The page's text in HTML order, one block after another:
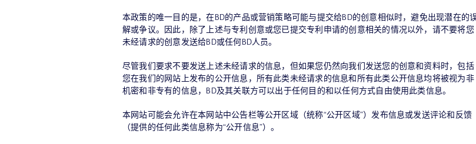
本政策的唯一目的是，在BD的产品或营销策略可能与提交给BD的创意相似时，避免出现潜在的
解或争议。因此，除了上述与专利创意或您已提交专利申请的创意相关的情况以外，请不要将您
未经请求的创意发送给BD或任何BD人员。
尽管我们要求不要发送上述未经请求的信息，但如果您仍然向我们发送您的创意和资料时，包括
您在我们的网站上发布的公开信息，所有此类未经请求的信息和所有此类公开信息均将被视为非
机密和非专有的信息，BD及其关联方可以出于任何目的和以任何方式自由使用此类信息。
本网站可能会允许在本网站中公告栏等公开区域（统称“公开区域”）发布信息或发送评论和反馈
（提供的任何此类信息称为“公开信息”）。